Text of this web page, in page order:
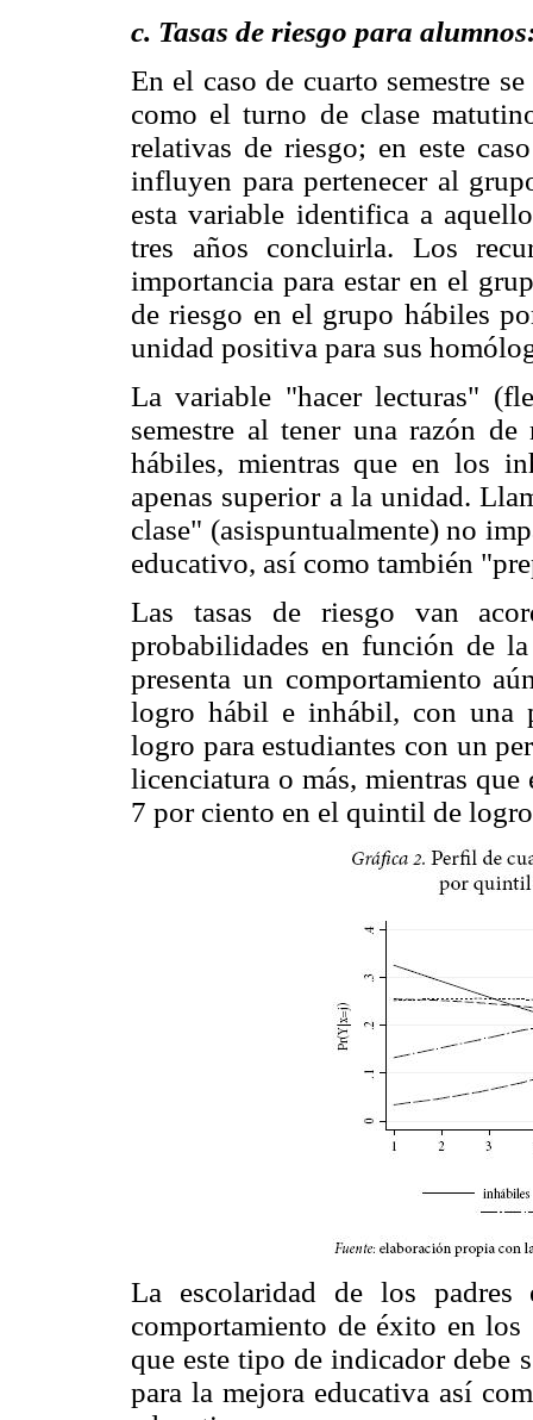
c. Tasas de riesgo para
En el caso de cuarto semestre
como el turno de clase
relativas de riesgo; en este
influyen para pertenecer al
esta variable identifica a
tres años concluirla. Los
importancia para estar en el
de riesgo en el grupo hábiles
unidad positiva para sus
La variable "hacer lecturas"
semestre al tener una razón
hábiles, mientras que en los
apenas superior a la unidad.
clase" (asispuntualmente) no
educativo, así como también
Las tasas de riesgo van
probabilidades en función de
presenta un comportamiento
logro hábil e inhábil, con una
logro para estudiantes con un
licenciatura o más, mientras
7 por ciento en el quintil de
La escolaridad de los padres
comportamiento de éxito en
que este tipo de indicador debe
para la mejora educativa así